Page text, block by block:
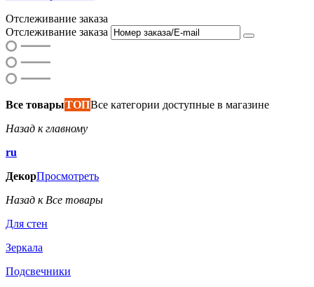
Отслеживание заказа
Отслеживание заказа
Все товарыТОПВсе категории доступные в магазине
Назад к главному
ru
ДекорПросмотреть
Назад к Все товары
Для стен
Зеркала
Подсвечники